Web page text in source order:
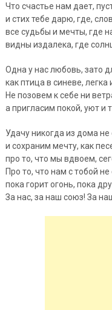
Что счастье нам дает,
и стих тебе дарю, где,
все судьбы и мечты, где
видны издалека, где
Одна у нас любовь, зато
как птица в синеве, легка
Не позовем к себе ни
а пригласим покой, уют и
Удачу никогда из дома не
и сохраним мечту, как
про то, что мы вдвоем,
Про то, что нам с тобой
пока горит огонь, пока
За нас, за наш союз! За